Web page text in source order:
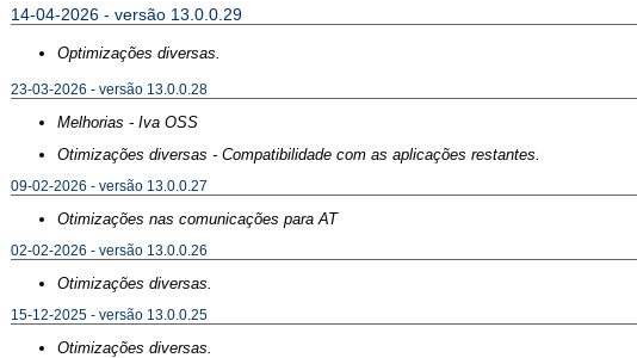
14-04-2026 - versão 13.0.0.29
Optimizações diversas.
23-03-2026 - versão 13.0.0.28
Melhorias - Iva OSS
Otimizações diversas - Compatibilidade com as aplicações restantes.
09-02-2026 - versão 13.0.0.27
Otimizações nas comunicações para AT
02-02-2026 - versão 13.0.0.26
Otimizações diversas.
15-12-2025 - versão 13.0.0.25
Otimizações diversas.